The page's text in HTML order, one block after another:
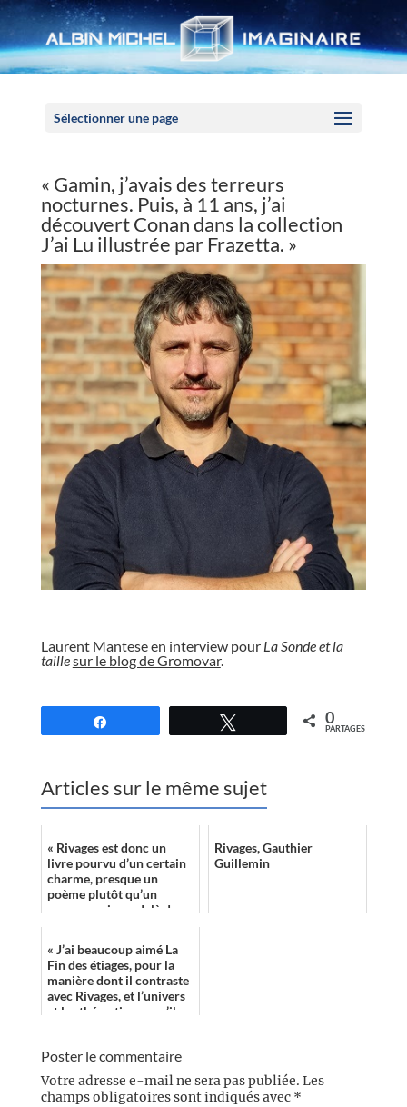
Sélectionner une page
« Gamin, j’avais des terreurs
nocturnes. Puis, à 11 ans, j’ai
découvert Conan dans la collection
J’ai Lu illustrée par Frazetta. »
Laurent Mantese en interview pour La Sonde et la
taillesur le blog de Gromovar.
0
PARTAGES
Articles sur le même sujet
« Rivages est donc un
livre pourvu d’un certain
charme, presque un
poème plutôt qu’un
roman, mais au-delà de ça
Rivages, Gauthier
Guillemin
« J’ai beaucoup aimé La
Fin des étiages, pour la
manière dont il contraste
avec Rivages, et l’univers
et les thématiques qu’il
Poster le commentaire
Votre adresse e-mail ne sera pas publiée. Les
champs obligatoires sont indiqués avec *
Panneau de gestion des cookies